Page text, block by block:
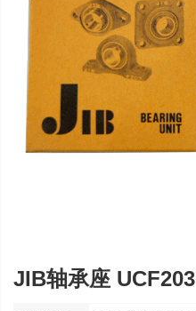
JIB轴承座 UCF203